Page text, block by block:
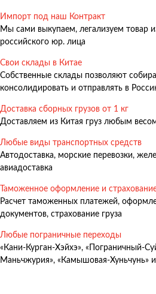
Импорт под наш Контракт
Мы сами выкупаем, легализуем товар
российского юр. лица
Свои склады в Китае
Собственные склады позволяют
консолидировать и отправлять в
Доставка сборных грузов от 1 кг
Доставляем из Китая груз любым
Любые виды транспортных средств
Автодоставка, морские перевозки,
авиадоставка
Таможенное оформление и
Расчет таможенных платежей,
документов, страхование груза
Любые пограничные переходы
«Кани-Курган-Хэйхэ», «Пограничный-
Маньчжурия», «Камышовая-Хуньчунь»